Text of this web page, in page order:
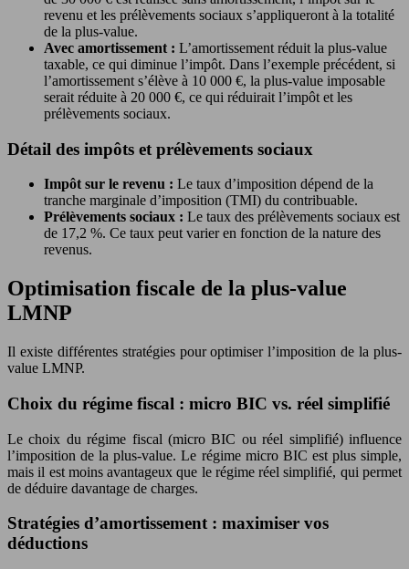
revenu et les prélèvements sociaux s’appliqueront à la totalité
de la plus-value.
Avec amortissement : L’amortissement réduit la plus-value
taxable, ce qui diminue l’impôt. Dans l’exemple précédent, si
l’amortissement s’élève à 10 000 €, la plus-value imposable
serait réduite à 20 000 €, ce qui réduirait l’impôt et les
prélèvements sociaux.
Détail des impôts et prélèvements sociaux
Impôt sur le revenu : Le taux d’imposition dépend de la
tranche marginale d’imposition (TMI) du contribuable.
Prélèvements sociaux : Le taux des prélèvements sociaux est
de 17,2 %. Ce taux peut varier en fonction de la nature des
revenus.
Optimisation fiscale de la plus-value
LMNP
Il existe différentes stratégies pour optimiser l’imposition de la plus-
value LMNP.
Choix du régime fiscal : micro BIC vs. réel simplifié
Le choix du régime fiscal (micro BIC ou réel simplifié) influence
l’imposition de la plus-value. Le régime micro BIC est plus simple,
mais il est moins avantageux que le régime réel simplifié, qui permet
de déduire davantage de charges.
Stratégies d’amortissement : maximiser vos
déductions